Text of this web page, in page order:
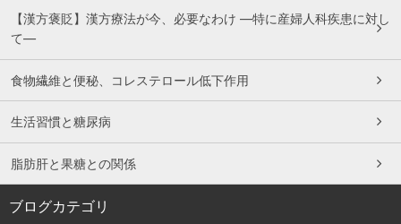
【漢方褒貶】漢方療法が今、必要なわけ ―特に産婦人科疾患に対し
て―
食物繊維と便秘、コレステロール低下作用
生活習慣と糖尿病
脂肪肝と果糖との関係
ブログカテゴリ